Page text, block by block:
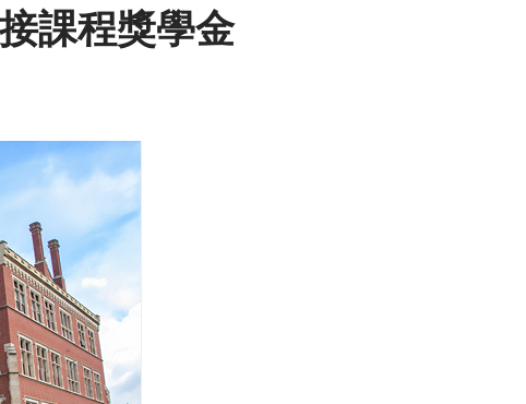
課程獎學金